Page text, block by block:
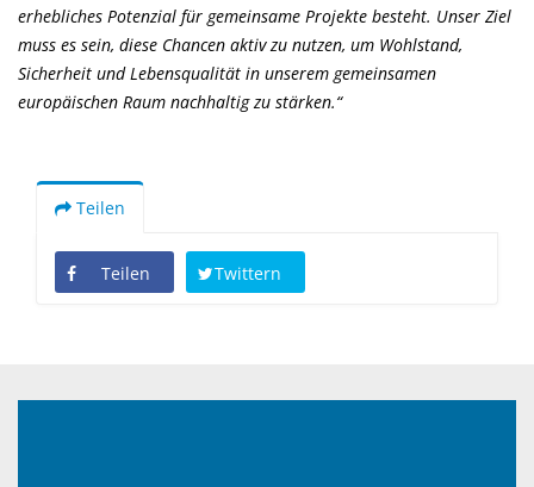
erhebliches Potenzial für gemeinsame Projekte besteht. Unser Ziel
muss es sein, diese Chancen aktiv zu nutzen, um Wohlstand,
Sicherheit und Lebensqualität in unserem gemeinsamen
europäischen Raum nachhaltig zu stärken.“
Teilen
Teilen Twittern